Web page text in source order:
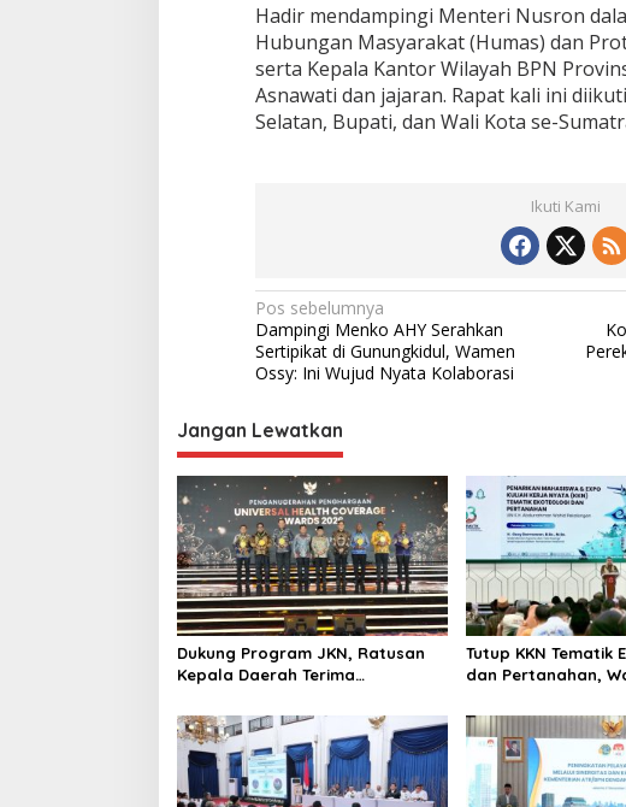
Hadir mendampingi Menteri Nusron
Hubungan Masyarakat (Humas) dan
serta Kepala Kantor Wilayah BPN
Asnawati dan jajaran. Rapat kali ini
Selatan, Bupati, dan Wali Kota se-
Ikuti Kami
N
a
v
i
g
a
s
i
p
o
s
Pos sebelumnya
Dampingi Menko AHY Serahkan
Sertipikat di Gunungkidul, Wamen
Ossy: Ini Wujud Nyata Kolaborasi
Jangan Lewatkan
Dukung Program JKN, Ratusan
Kepala Daerah Terima
2026.
Tutup KKN Tematik
dan Pertanahan,
dalam Pencatatan
Wakaf